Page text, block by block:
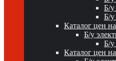
Б/у
Б/
Каталог цен
Б/у
Б/у
Каталог цен